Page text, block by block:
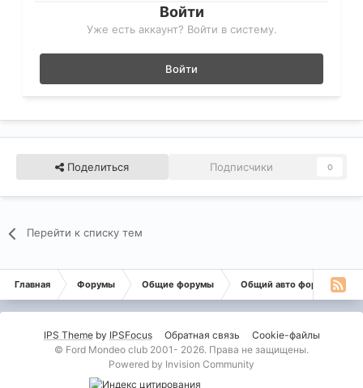
Войти
Уже есть аккаунт? Войти в систему.
Войти
Поделиться Подписчики 0
Перейти к списку тем
Главная Форумы Общие форумы Общий авто форум
IPS Themeby IPSFocus Обратная связь
Cookie-файлы
© Ford Mondeo club 2001- 2026. Права не защищены.
Powered by Invision Community